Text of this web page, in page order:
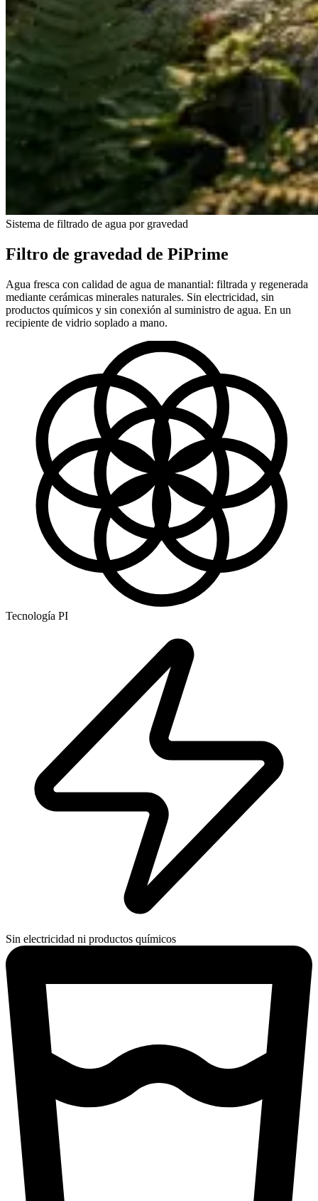
Sistema de filtrado de agua por gravedad
Filtro de gravedad de PiPrime
Agua fresca con calidad de agua de manantial: filtrada y regenerada
mediante cerámicas minerales naturales. Sin electricidad, sin
productos químicos y sin conexión al suministro de agua. En un
recipiente de vidrio soplado a mano.
Tecnología PI
Sin electricidad ni productos químicos